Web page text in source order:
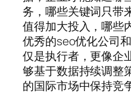
务，哪些关键词只带
值得加大投入，哪些
优秀的seo优化公司
仅是执行者，更像企
够基于数据持续调整
的国际市场中保持竞